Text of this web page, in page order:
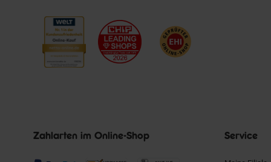
Zahlarten im Online-Shop Service